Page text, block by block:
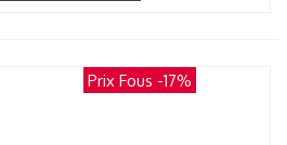
Prix Fous -17%